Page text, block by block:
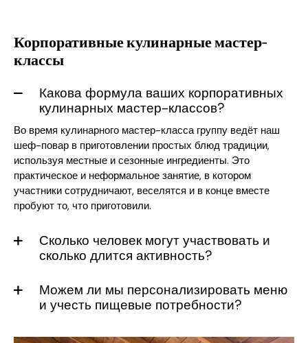
Корпоративные кулинарные мастер-
классы
Какова формула ваших корпоративных
кулинарных мастер-классов?
Во время кулинарного мастер-класса группу ведёт наш
шеф-повар в приготовлении простых блюд традиции,
используя местные и сезонные ингредиенты. Это
практическое и неформальное занятие, в котором
участники сотрудничают, веселятся и в конце вместе
пробуют то, что приготовили.
Сколько человек могут участвовать и
сколько длится активность?
Можем ли мы персонализировать меню
и учесть пищевые потребности?